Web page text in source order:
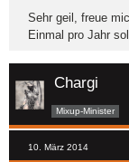
Sehr geil, freue
Einmal pro Jahr
Chargi
Mixup-Minister
10. März 2014